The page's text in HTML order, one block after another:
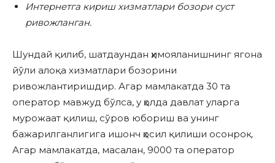
Интернетга кириш хизматлари бозори суст
ривожланган.
Шундай қилиб, шатдаундан ҳимояланишнинг ягона
йўли алоқа хизматлари бозорини
ривожлантиришдир. Агар мамлакатда 30 та
оператор мавжуд бўлса, у ҳолда давлат уларга
мурожаат қилиш, сўров юбориш ва унинг
бажарилганлигига ишонч ҳосил қилиши осонроқ.
Агар мамлакатда, масалан, 9000 та оператор